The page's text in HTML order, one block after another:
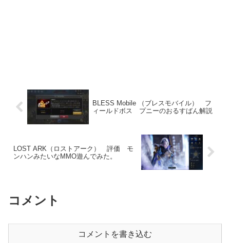
BLESS Mobile （ブレスモバイル） フ
ィールドボス プニーのおるすばん解説
LOST ARK（ロストアーク） 評価 モ
ンハンみたいなMMO遊んでみた。
コメント
コメントを書き込む